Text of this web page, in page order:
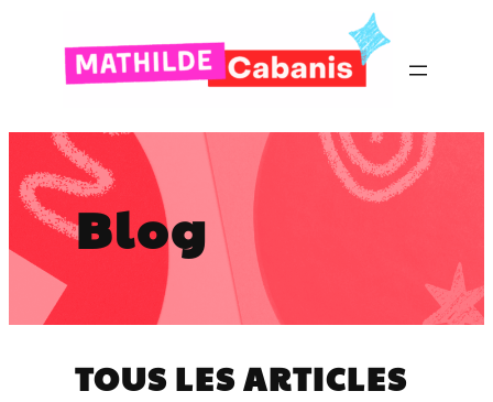
Blog
TOUS LES ARTICLES